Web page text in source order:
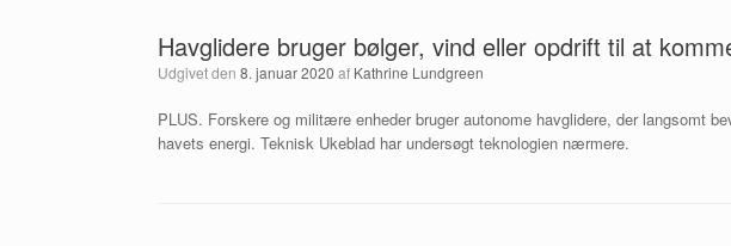
Havglidere bruger bølger, vind eller opdrift til at
Udgivet den 8. januar 2020 af Kathrine Lundgreen
PLUS. Forskere og militære enheder bruger autonome havglidere, der langsomt
havets energi. Teknisk Ukeblad har undersøgt teknologien nærmere.